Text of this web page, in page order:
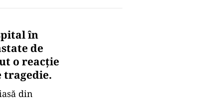
în
de
o reacţie
tragedie.
din